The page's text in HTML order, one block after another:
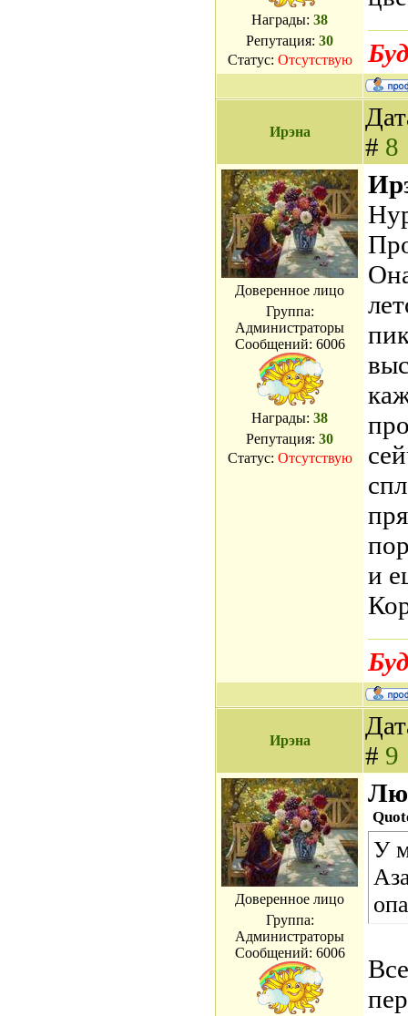
Награды: 38
Репутация: 30
Статус: Отсутствую
Ирэна
# 8
Доверенное лицо
Группа:
Администраторы
Сообщений: 6006
Награды: 38
Репутация: 30
Статус: Отсутствую
и
Ирэна
# 9
Доверенное лицо
Группа:
Администраторы
Сообщений: 6006
У